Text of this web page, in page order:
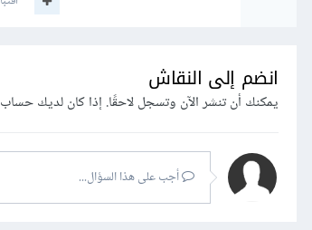
انضم إلى النقاش
يمكنك أن تنشر الآن وتسجل لاحقًا. إذا كان لديك
أجب على هذا السؤال...